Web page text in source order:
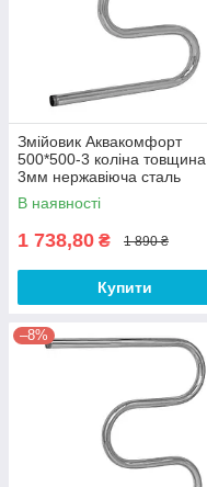
Змійовик Аквакомфорт
500*500-3 коліна товщина
3мм нержавіюча сталь
В наявності
1 738,80 ₴ 1 890 ₴
Купити
–8%